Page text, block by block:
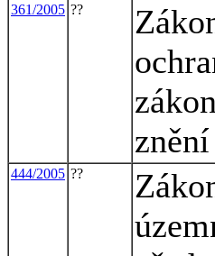
361/2005 ??
444/2005 ??